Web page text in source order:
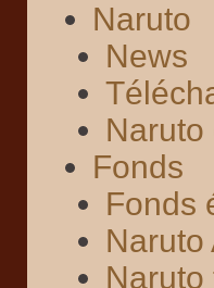
Naruto
News
Naruto
Fonds
Fonds
Naruto